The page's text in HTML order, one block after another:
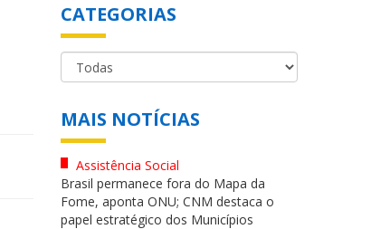
CATEGORIAS
MAIS NOTÍCIAS
Assistência Social
Brasil permanece fora do Mapa da
Fome, aponta ONU; CNM destaca o
papel estratégico dos Municípios